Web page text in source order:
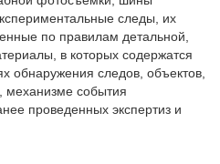
следы, их
по правилам детальной,
в которых содержатся
обнаружения следов, объектов,
механизме события
проведенных экспертиз и